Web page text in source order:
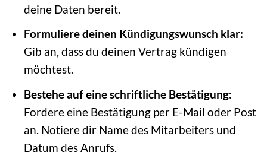
deine Daten bereit.
Formuliere deinen Kündigungswunsch klar:
Gib an, dass du deinen Vertrag kündigen
möchtest.
Bestehe auf eine schriftliche Bestätigung:
Fordere eine Bestätigung per E-Mail oder Post
an. Notiere dir Name des Mitarbeiters und
Datum des Anrufs.